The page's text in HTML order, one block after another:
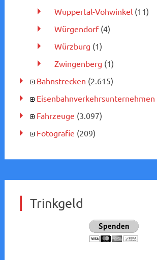
Wuppertal-Vohwinkel (11)
Würgendorf(4)
Würzburg (1)
Zwingenberg (1)
Bahnstrecken (2.615)
Eisenbahnverkehrsunternehmen
Fahrzeuge (3.097)
Fotografie (209)
Trinkgeld